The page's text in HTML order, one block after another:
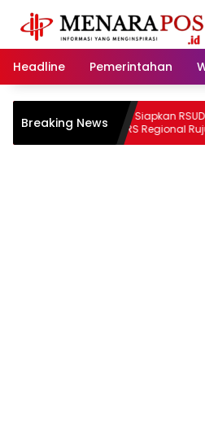
konten
Headline
Pemerintahan
Breaking NewsBobby Siapkan RSUD dr. M.
Jadi RS Regional Rujukan
Nias